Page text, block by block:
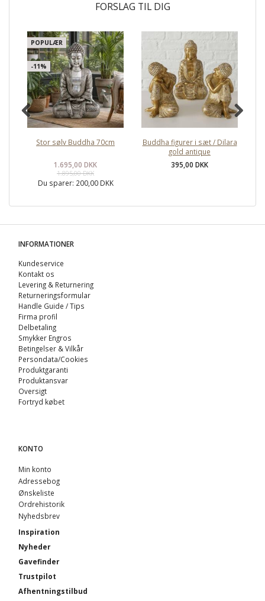
FORSLAG TIL DIG
POPULÆR
-11%
Stor sølv Buddha 70cm
1.695,00 DKK
1.895,00 DKK
Du sparer: 200,00 DKK
Buddha figurer i sæt / Dilara
gold antique
395,00 DKK
INFORMATIONER
Kundeservice
Kontakt os
Levering & Returnering
Returneringsformular
Handle Guide / Tips
Firma profil
Delbetaling
Smykker Engros
Betingelser & Vilkår
Persondata/Cookies
Produktgaranti
Produktansvar
Oversigt
Fortryd købet
KONTO
Min konto
Adressebog
Ønskeliste
Ordrehistorik
Nyhedsbrev
Inspiration
Nyheder
Gavefinder
Trustpilot
Afhentningstilbud